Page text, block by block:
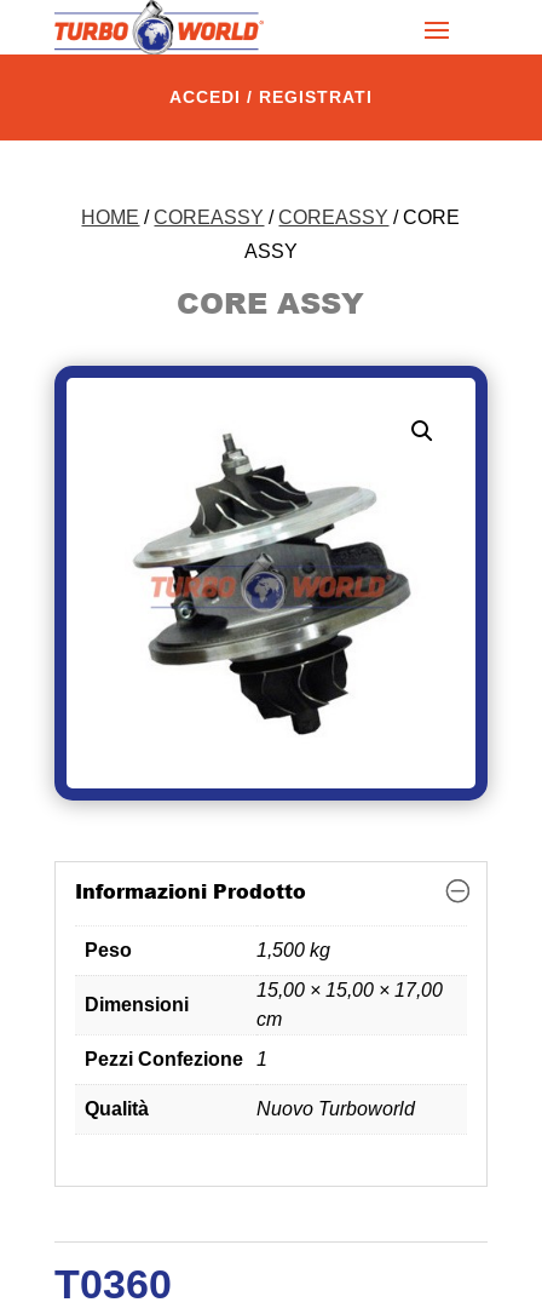
ACCEDI / REGISTRATI
HOME /COREASSY /COREASSY / CORE
ASSY
CORE ASSY
Informazioni Prodotto
Peso 1,500 kg
Dimensioni
15,00 × 15,00 × 17,00
cm
Pezzi Confezione
1
Qualità Nuovo Turboworld
T0360